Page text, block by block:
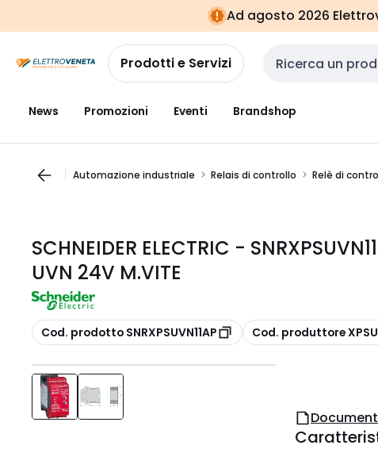
navigazionealla
pagina
Ad agosto 2026
Prodotti e Servizi Cerca input
News Promozioni Eventi Brandshop
Automazione industriale Relais di controllo Relè di
SCHNEIDER ELECTRIC -
UVN 24V M.VITE
copia
Cod. prodotto SNRXPSUVN11AP copia
Cod. produttore